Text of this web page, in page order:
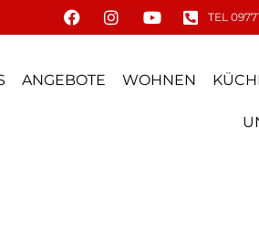
TEL
ANGEBOTE WOHNEN